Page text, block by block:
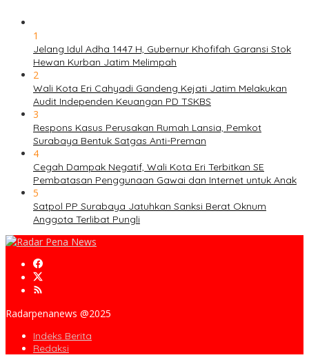
1
Jelang Idul Adha 1447 H, Gubernur Khofifah Garansi Stok
Hewan Kurban Jatim Melimpah
2
Wali Kota Eri Cahyadi Gandeng Kejati Jatim Melakukan
Audit Independen Keuangan PD TSKBS
3
Respons Kasus Perusakan Rumah Lansia, Pemkot
Surabaya Bentuk Satgas Anti-Preman
4
Cegah Dampak Negatif, Wali Kota Eri Terbitkan SE
Pembatasan Penggunaan Gawai dan Internet untuk Anak
5
Satpol PP Surabaya Jatuhkan Sanksi Berat Oknum
Anggota Terlibat Pungli
Radarpenanews @2025
Indeks Berita
Redaksi